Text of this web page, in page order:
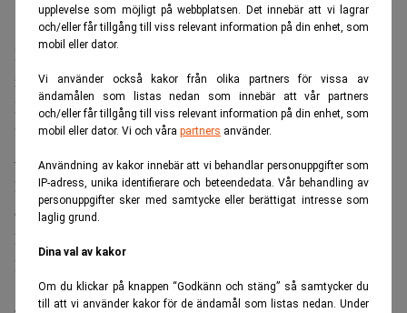
upplevelse som möjligt på webbplatsen. Det innebär att vi lagrar
och/eller får tillgång till viss relevant information på din enhet, som
mobil eller dator.
Vi använder också kakor från olika partners för vissa av
ändamålen som listas nedan som innebär att vår partners
och/eller får tillgång till viss relevant information på din enhet, som
mobil eller dator. Vi och våra partners använder.
Användning av kakor innebär att vi behandlar personuppgifter som
IP-adress, unika identifierare och beteendedata. Vår behandling av
personuppgifter sker med samtycke eller berättigat intresse som
laglig grund.
Dina val av kakor
Om du klickar på knappen “Godkänn och stäng” så samtycker du
till att vi använder kakor för de ändamål som listas nedan. Under
Det är Paypals största förvärv i företagets historia. Det
rapporterar internationella medier.
Honey har övervägande unga användare går ut på att hitta
besparingar över nätet.
– Det är precis i linje med vad vi vill göra, vi vill göra e-
handel och finansiella tjänster billigare, lättare, roligare
och mer tillgängligt för människor runtom i världen, säger
Paypals John Kunze till Techcrunch. Det rapporterar
Nyhetsbyrån Direkt.
Läs mer från Realtid - vårt nyhetsbrev